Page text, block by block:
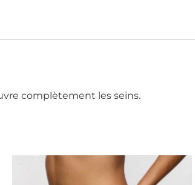
complètement les seins.